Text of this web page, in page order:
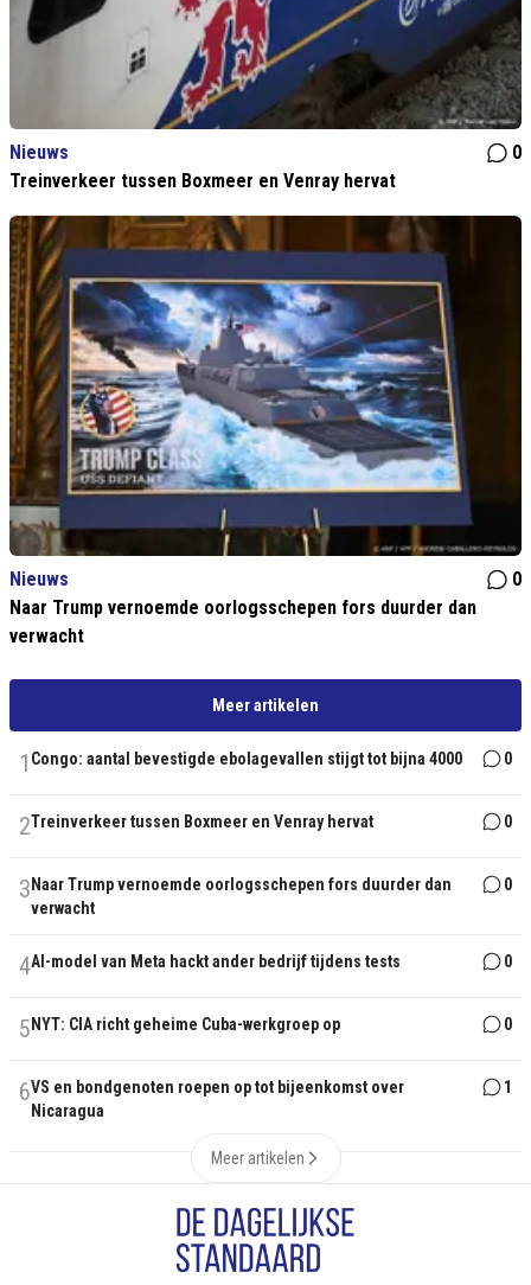
Nieuws
0
Treinverkeer tussen Boxmeer en Venray hervat
Nieuws
0
Naar Trump vernoemde oorlogsschepen fors duurder dan
verwacht
Meer artikelen
1 Congo: aantal bevestigde ebolagevallen stijgt tot bijna 4000 0
2Treinverkeer tussen Boxmeer en Venray hervat 0
3 Naar Trump vernoemde oorlogsschepen fors duurder dan
verwacht
0
4AI-model van Meta hackt ander bedrijf tijdens tests 0
5 NYT: CIA richt geheime Cuba-werkgroep op 0
6VS en bondgenoten roepen op tot bijeenkomst over
Nicaragua
1
Meer artikelen